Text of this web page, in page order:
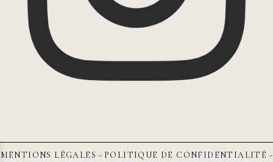
MENTIONS LÉGALES
POLITIQUE DE CONFIDENTIALITÉ